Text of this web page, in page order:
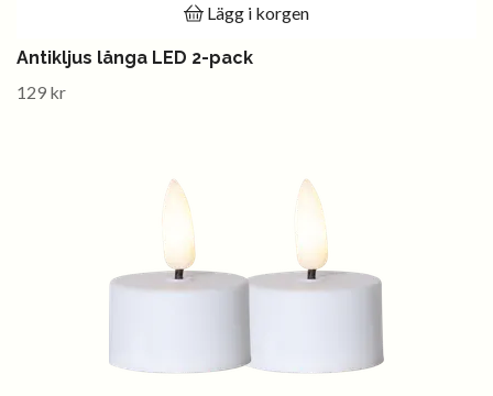
Lägg i korgen
Antikljus långa LED 2-pack
129 kr